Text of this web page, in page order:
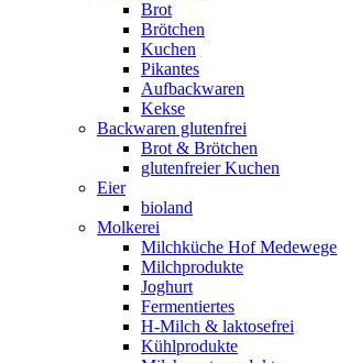
Brot
Brötchen
Kuchen
Pikantes
Aufbackwaren
Kekse
Backwaren glutenfrei
Brot & Brötchen
glutenfreier Kuchen
Eier
bioland
Molkerei
Milchküche Hof Medewege
Milchprodukte
Joghurt
Fermentiertes
H-Milch & laktosefrei
Kühlprodukte